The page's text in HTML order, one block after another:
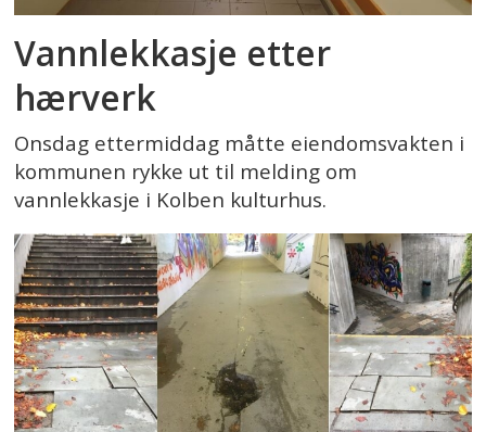
Vannlekkasje etter
hærverk
Onsdag ettermiddag måtte eiendomsvakten i
kommunen rykke ut til melding om
vannlekkasje i Kolben kulturhus.